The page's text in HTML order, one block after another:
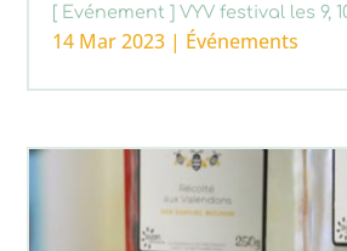
[ Evénement ] VYV festival les 9,
14 Mar 2023 | Événements